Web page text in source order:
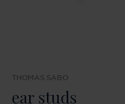
THOMAS SABO
ear studs